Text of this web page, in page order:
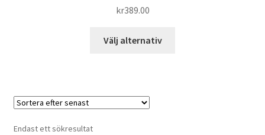
kr389.00
Välj alternativ
Endast ett sökresultat